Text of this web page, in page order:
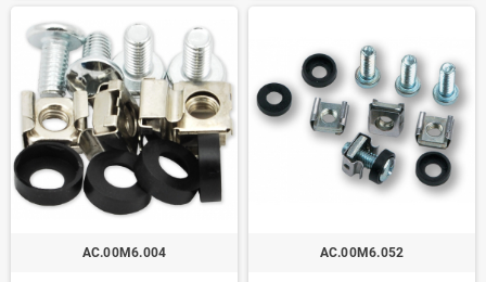
AC.00M6.004 AC.00M6.052